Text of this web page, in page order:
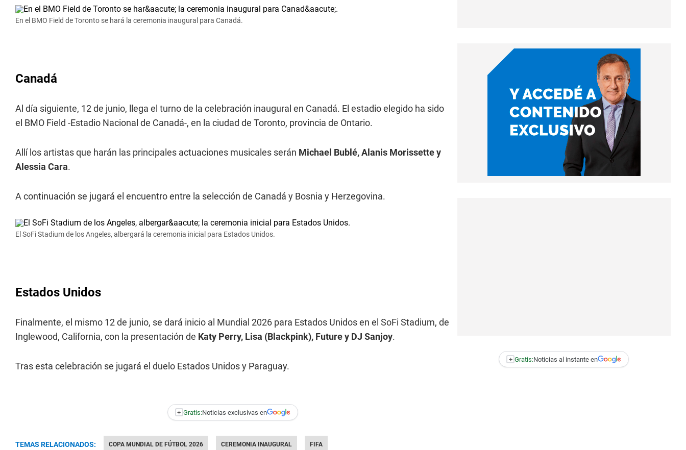
En el BMO Field de Toronto se hará la ceremonia inaugural para Canadá.
Canadá
Al día siguiente, 12 de junio, llega el turno de la celebración inaugural en Canadá. El estadio elegido ha sido
el BMO Field -Estadio Nacional de Canadá-, en la ciudad de Toronto, provincia de Ontario.
Allí los artistas que harán las principales actuaciones musicales serán Michael Bublé, Alanis Morissette y
Alessia Cara.
A continuación se jugará el encuentro entre la selección de Canadá y Bosnia y Herzegovina.
El SoFi Stadium de los Angeles, albergará la ceremonia inicial para Estados Unidos.
Estados Unidos
Finalmente, el mismo 12 de junio, se dará inicio al Mundial 2026 para Estados Unidos en el SoFi Stadium, de
Inglewood, California, con la presentación de Katy Perry, Lisa (Blackpink), Future y DJ Sanjoy.
Tras esta celebración se jugará el duelo Estados Unidos y Paraguay.
+ Gratis:Noticias exclusivas en
TEMAS RELACIONADOS: COPA MUNDIAL DE FÚTBOL 2026 CEREMONIA INAUGURAL FIFA
+ Gratis:Noticias al instante en